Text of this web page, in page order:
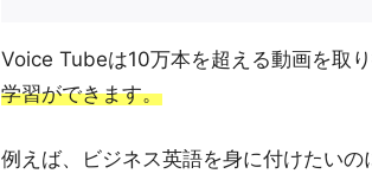
Voice Tubeは10万本を超える動画を取り
学習ができます。
例えば、ビジネス英語を身に付けたい